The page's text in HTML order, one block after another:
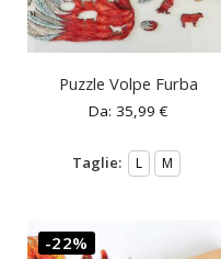
Puzzle Volpe Furba
Da: 35,99€
Taglie: L M
-22%